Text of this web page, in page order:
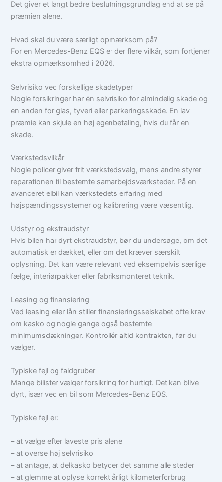
Det giver et langt bedre beslutningsgrundlag end at se på
præmien alene.
Hvad skal du være særligt opmærksom på?
For en Mercedes-Benz EQS er der flere vilkår, som fortjener
ekstra opmærksomhed i 2026.
Selvrisiko ved forskellige skadetyper
Nogle forsikringer har én selvrisiko for almindelig skade og
en anden for glas, tyveri eller parkeringsskade. En lav
præmie kan skjule en høj egenbetaling, hvis du får en
skade.
Værkstedsvilkår
Nogle policer giver frit værkstedsvalg, mens andre styrer
reparationen til bestemte samarbejdsværksteder. På en
avanceret elbil kan værkstedets erfaring med
højspændingssystemer og kalibrering være væsentlig.
Udstyr og ekstraudstyr
Hvis bilen har dyrt ekstraudstyr, bør du undersøge, om det
automatisk er dækket, eller om det kræver særskilt
oplysning. Det kan være relevant ved eksempelvis særlige
fælge, interiørpakker eller fabriksmonteret teknik.
Leasing og finansiering
Ved leasing eller lån stiller finansieringsselskabet ofte krav
om kasko og nogle gange også bestemte
minimumsdækninger. Kontrollér altid kontrakten, før du
vælger.
Typiske fejl og faldgruber
Mange bilister vælger forsikring for hurtigt. Det kan blive
dyrt, især ved en bil som Mercedes-Benz EQS.
Typiske fejl er:
– at vælge efter laveste pris alene
– at overse høj selvrisiko
– at antage, at delkasko betyder det samme alle steder
– at glemme at oplyse korrekt årligt kilometerforbrug